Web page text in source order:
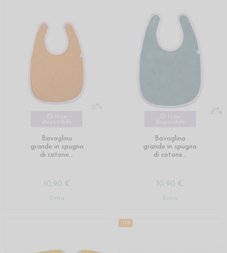
Bavaglino
grande in spugna
di cotone...
10,90 €
Entra
Bavaglino
grande in spugna
di cotone...
10,90 €
Entra
-15%